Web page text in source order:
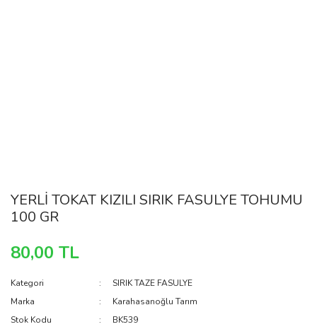
YERLİ TOKAT KIZILI SIRIK FASULYE TOHUMU
100 GR
80,00 TL
Kategori
SIRIK TAZE FASULYE
Marka
Karahasanoğlu Tarım
Stok Kodu
BK539